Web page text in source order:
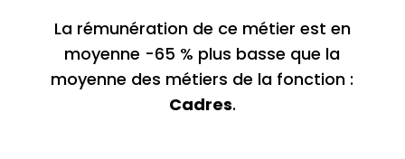
La rémunération de ce métier est en
moyenne -65 % plus basse que la
moyenne des métiers de la fonction :
Cadres.